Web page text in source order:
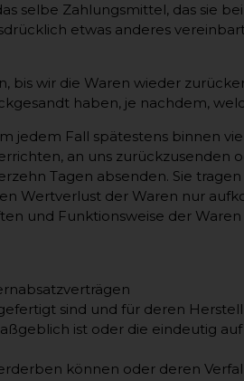
selbe Zahlungsmittel, das sie
etwas anderes
bis wir die Waren wieder
haben, je nachdem,
jedem Fall spätestens binnen
an uns zurückzusenden
Tagen absenden. Sie
Wertverlust der Waren nur
und Funktionsweise der
sind und für deren
ist oder die eindeutig
können oder deren